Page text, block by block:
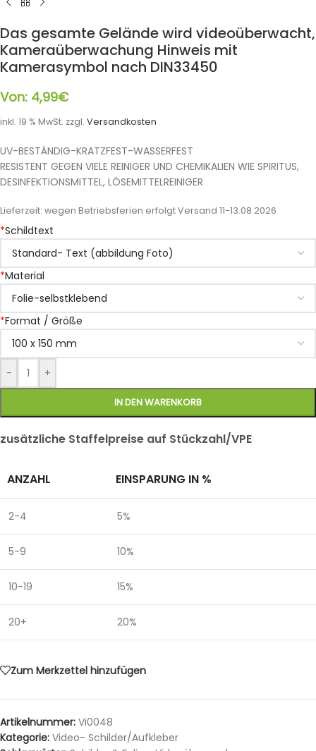
Das gesamte Gelände wird videoüberwacht,
Kameraüberwachung Hinweis mit
Kamerasymbol nach DIN33450
Von: 4,99€
inkl. 19 % MwSt. zzgl. Versandkosten
UV-BESTÄNDIG-KRATZFEST-WASSERFEST
RESISTENT GEGEN VIELE REINIGER UND CHEMIKALIEN WIE SPIRITUS,
DESINFEKTIONSMITTEL, LÖSEMITTELREINIGER
Lieferzeit: wegen Betriebsferien erfolgt Versand 11-13.08.2026
*Schildtext
*Material
*Format / Größe
- +
IN DEN WARENKORB
zusätzliche Staffelpreise auf Stückzahl/VPE
ANZAHL EINSPARUNG IN %
2-4 5%
5-9 10%
10-19 15%
20+ 20%
Zum Merkzettel hinzufügen
Artikelnummer: Vi0048
Kategorie: Video- Schilder/Aufkleber